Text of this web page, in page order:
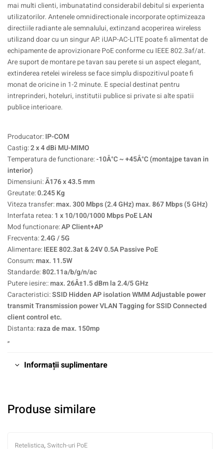
mai multi clienti, imbunatatind considerabil debitul si experienta
utilizatorilor. Antenele omnidirectionale incorporate optimizeaza
directiile radiante ale semnalului, extinzand acoperirea wireless
utilizand doar cu un singur AP. iUAP-AC-LITE poate fi alimentat de
echipamente de aprovizionare PoE conforme cu IEEE 802.3af/at.
Are suport de montare pe tavan sau perete si un aspect elegant,
extinderea retelei wireless se face simplu dispozitivul poate fi
monat de oricine in 1-2 minute. E special destinat pentru
intreprinderi, hoteluri, institutii publice si private si alte spatii
publice interioare.
Producator:IP-COM
Castig:2 x 4 dBi MU-MIMO
Temperatura de functionare:-10Â°C ~ +45Â°C (montajpe tavan in
interior)
Dimensiuni:Ã176 x 43.5 mm
Greutate:0.245 Kg
Viteza transfer:max. 300 Mbps (2.4 GHz) max. 867 Mbps (5 GHz)
Interfata retea:1 x 10/100/1000 Mbps PoE LAN
Mod functionare:AP Client+AP
Frecventa:2.4G / 5G
Alimentare:IEEE 802.3at & 24V 0.5A Passive PoE
Consum:max. 11.5W
Standarde:802.11a/b/g/n/ac
Putere iesire::max. 26Â±1.5 dBm la 2.4/5 GHz
Caracteristici:SSID Hidden AP isolation WMM Adjustable power
transmit Transmission power VLAN Tagging for SSID Connected
client control etc.
Distanta:raza de max. 150mp
„
Informații suplimentare
Produse similare
Retelistica, Switch-uri PoE